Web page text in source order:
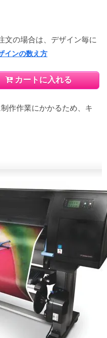
の場合は、デザイン毎に
インの数え方
カートに入れる
作作業にかかるため、キ